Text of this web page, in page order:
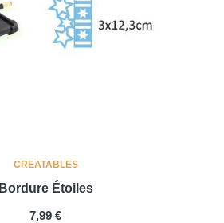
CREATABLES
Bordure Étoiles
PRIX
7,99 €